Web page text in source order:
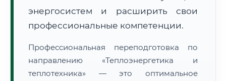
🔍Нажмите на документ для увеличения и просмотра
энергосистем и расширить свои
профессиональные компетенции.
Профессиональная переподготовка по
направлению «Теплоэнергетика и
теплотехника» — это оптимальное